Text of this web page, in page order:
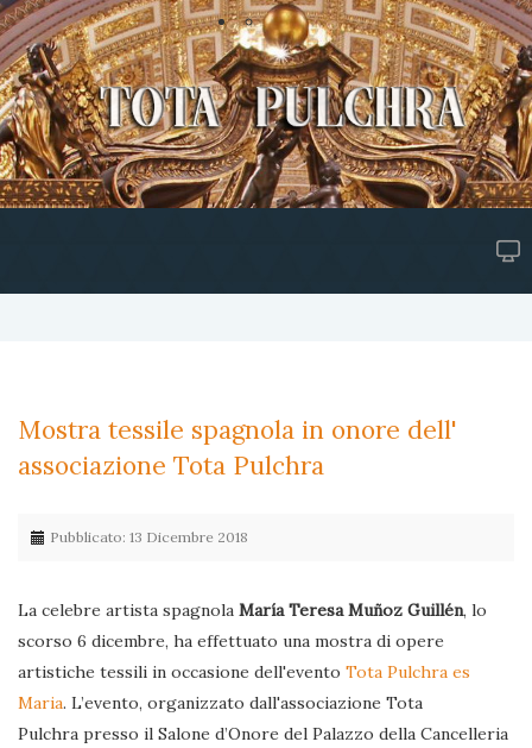
Mostra tessile spagnola in onore dell'
associazione Tota Pulchra
Pubblicato: 13 Dicembre 2018
La celebre artista spagnola María Teresa Muñoz Guillén, lo
scorso 6 dicembre, ha effettuato una mostra di opere
artistiche tessili in occasione dell'evento Tota Pulchra es
Maria. L’evento, organizzato dall'associazione Tota
Pulchra presso il Salone d’Onore del Palazzo della Cancelleria